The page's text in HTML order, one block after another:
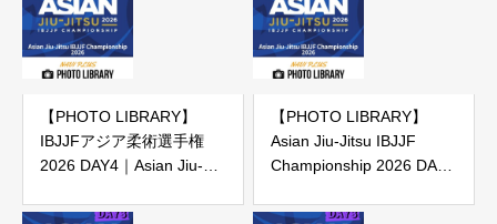
会）
【PHOTO LIBRARY】
IBJJFアジア柔術選手権
2026 DAY4｜Asian Jiu-
2026 DAY 4（IBJJF主催大
【PHOTO LIBRARY】
Asian Jiu-Jitsu IBJJF
Championship 2026 DAY